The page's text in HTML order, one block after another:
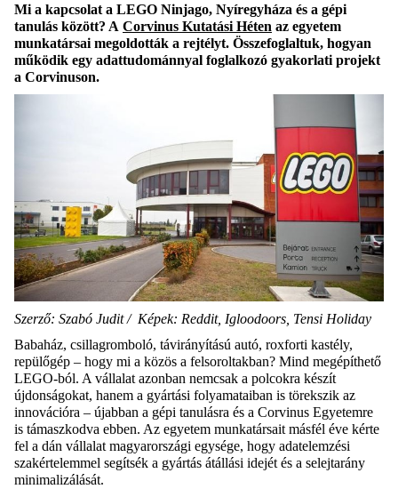
Mi a kapcsolat a LEGO Ninjago, Nyíregyháza és a gépi
tanulás között? A Corvinus Kutatási Héten az egyetem
munkatársai megoldották a rejtélyt. Összefoglaltuk, hogyan
működik egy adattudománnyal foglalkozó gyakorlati projekt
a Corvinuson.
Szerző: Szabó Judit / Képek: Reddit, Igloodoors, Tensi Holiday
Babaház, csillagromboló, távirányítású autó, roxforti kastély,
repülőgép – hogy mi a közös a felsoroltakban? Mind megépíthető
LEGO-ból. A vállalat azonban nemcsak a polcokra készít
újdonságokat, hanem a gyártási folyamataiban is törekszik az
innovációra – újabban a gépi tanulásra és a Corvinus Egyetemre
is támaszkodva ebben. Az egyetem munkatársait másfél éve kérte
fel a dán vállalat magyarországi egysége, hogy adatelemzési
szakértelemmel segítsék a gyártás átállási idejét és a selejtarány
minimalizálását.